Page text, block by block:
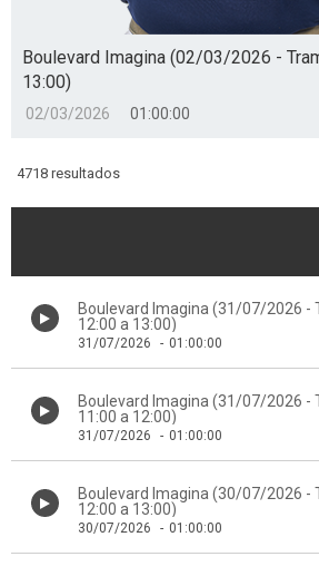
Boulevard Imagina (02/03/2026 -
13:00)
02/03/2026 01:00:00
4718 resultados
Boulevard Imagina (31/07/2026 -
12:00 a 13:00)
31/07/2026 - 01:00:00
Boulevard Imagina (31/07/2026 -
11:00 a 12:00)
31/07/2026 - 01:00:00
Boulevard Imagina (30/07/2026 -
12:00 a 13:00)
30/07/2026 - 01:00:00